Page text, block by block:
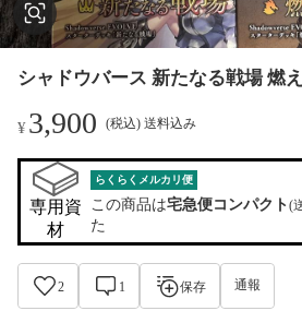
シャドウバース 新たなる戦場 燃
¥3,900 (税込) 送料込み
専用資
材
らくらくメルカリ便
この商品は宅急便コンパクト(
た
2 1 保存 通報